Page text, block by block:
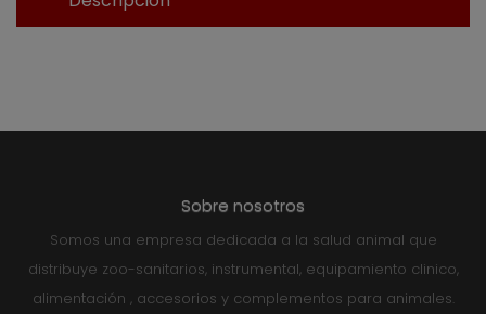
Sobre nosotros
Somos una empresa dedicada a la salud animal que
distribuye zoo-sanitarios, instrumental, equipamiento clinico,
alimentación , accesorios y complementos para animales.